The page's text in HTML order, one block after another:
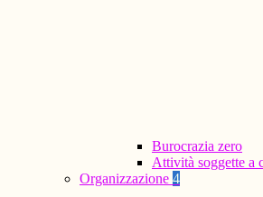
Burocrazia zero
Attività soggette a
Organizzazione 4